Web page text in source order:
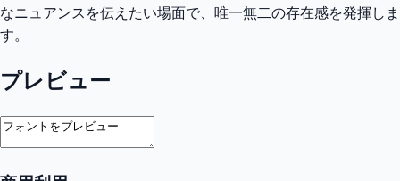
なニュアンスを伝えたい場面で、唯一無二の存在感を発揮しま
す。
プレビュー